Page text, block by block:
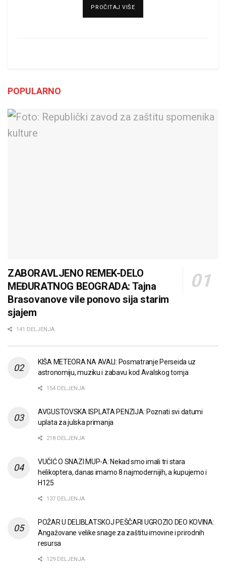
PROČITAJ VIŠEDETAILS
POPULARNO
ZABORAVLJENO REMEK-DELO
MEĐURATNOG BEOGRADA: Tajna
Brasovanove vile ponovo sija starim
sjajem
141 DELJENJA
KIŠA METEORA NA AVALI: Posmatranje Perseida uz
astronomiju, muziku i zabavu kod Avalskog tornja
154 DELJENJA
AVGUSTOVSKA ISPLATA PENZIJA: Poznati svi datumi
uplata za julska primanja
218 DELJENJA
VUČIĆ O SNAZI MUP-A: Nekad smo imali tri stara
helikoptera, danas imamo 8 najmodernijih, a kupujemo i
H125
137 DELJENJA
POŽAR U DELIBLATSKOJ PEŠČARI UGROZIO DEO KOVINA:
Angažovane velike snage za zaštitu imovine i prirodnih
resursa
129 DELJENJA